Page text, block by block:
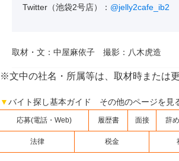
Twitter（池袋2号店）： @jelly2cafe_ib2
取材・文：中屋麻依子 撮影：八木虎造
※文中の社名・所属等は、取材時または
▼バイト探し基本ガイド その他のページを見
応募(電話・Web) 履歴書 面接 辞
法律 税金